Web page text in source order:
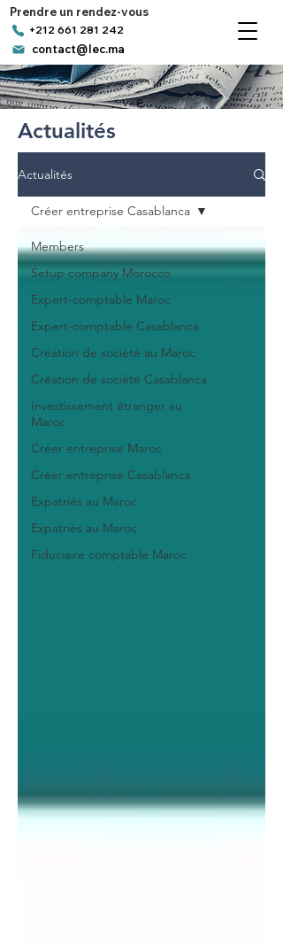
+212 661 281 242
contact@lec.ma
Prendre un rendez-vous
Actualités
Actualités
Members
Setup company Morocco
Expert-comptable Maroc
Expert-comptable Casablanca
Création de société au Maroc
Création de société Casablanca
Investissement étranger au
Maroc
Créer entreprise Maroc
Créer entreprise Casablanca
Expatriés au Maroc
Expatriés au Maroc
Fiduciaire comptable Maroc
Créer entreprise Casablanca